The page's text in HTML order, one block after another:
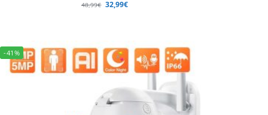
48,99€ 32,99€
-41%